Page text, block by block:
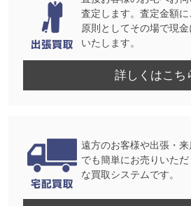
査定します。査定金額に
原則としてその場で現
いたします。
詳しくはこち
遠方のお客様や出張・
でも簡単にお売りいた
な買取システムです。